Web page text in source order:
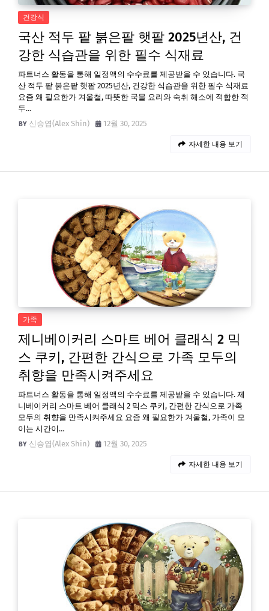
건강식
국산 적두 팥 붉은팥 햇팥 2025년산, 건
강한 식습관을 위한 필수 식재료
파트너스 활동을 통해 일정액의 수수료를 제공받을 수 있습니다. 국
산 적두 팥 붉은팥 햇팥 2025년산, 건강한 식습관을 위한 필수 식재료
요즘 왜 필요한가 겨울철, 따뜻한 국물 요리와 숙취 해소에 적합한 적
두…
신승엽(Alex Shin)
12월 30, 2025
자세한 내용 보기
가족
제니베이커리 스마트 베어 클래식 2 믹
스 쿠키, 간편한 간식으로 가족 모두의
취향을 만족시켜주세요
파트너스 활동을 통해 일정액의 수수료를 제공받을 수 있습니다. 제
니베이커리 스마트 베어 클래식 2 믹스 쿠키, 간편한 간식으로 가족
모두의 취향을 만족시켜주세요 요즘 왜 필요한가 겨울철, 가족이 모
이는 시간이…
신승엽(Alex Shin)
12월 30, 2025
자세한 내용 보기